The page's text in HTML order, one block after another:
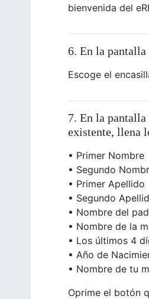
bienvenida del
6. En la
Escoge el
7. En la
existente, llena
• Primer Nombre
• Segundo
• Primer Apellido
• Segundo
• Nombre del
• Nombre de la
• Los últimos 4
• Año de
• Nombre de tu
Oprime el botón